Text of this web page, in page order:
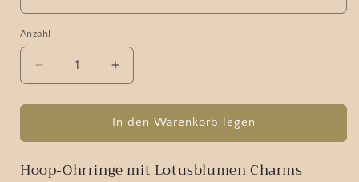
Anzahl
Verringere
die
Menge
Hoop
Ohrringe
Erhöhe
die
Menge
für
Hoop
Ohrringe
In den Warenkorb legen
Hoop-Ohrringe mit Lotusblumen Charms